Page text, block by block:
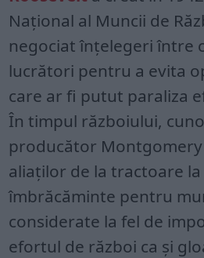
Național al Muncii de
negociat înțelegeri între
lucrători pentru a evita
care ar fi putut paraliza
În timpul războiului,
producător
aliaților de la tractoare
îmbrăcăminte pentru
considerate la fel de
efortul de război ca și